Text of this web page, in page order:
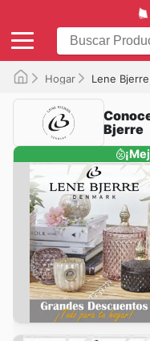
Hogar Lene Bjerre
Bjerre